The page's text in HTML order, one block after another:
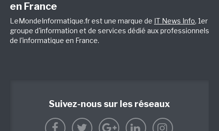
en France
LeMondeInformatique.fr est une marque de IT News Info, 1er
groupe d'information et de services dédié aux professionnels
de l'informatique en France.
Suivez-nous sur les réseaux